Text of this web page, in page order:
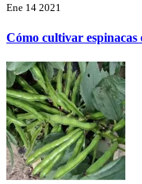
Ene 14 2021
Cómo cultivar